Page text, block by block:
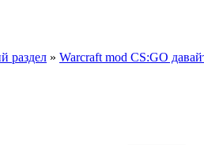
раздел » Warcraft mod CS:GO